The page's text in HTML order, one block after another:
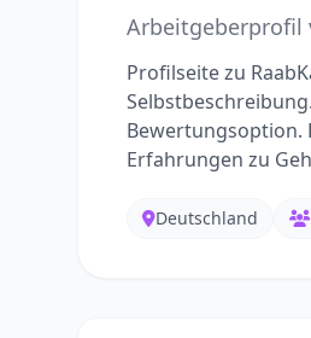
Arbeitgeberprofil
Profilseite zu
Bewertungsoption.
Erfahrungen zu
Deutschland